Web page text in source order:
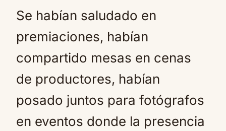
Se habían saludado en
premiaciones, habían
compartido mesas en cenas
de productores, habían
posado juntos para fotógrafos
en eventos donde la presencia